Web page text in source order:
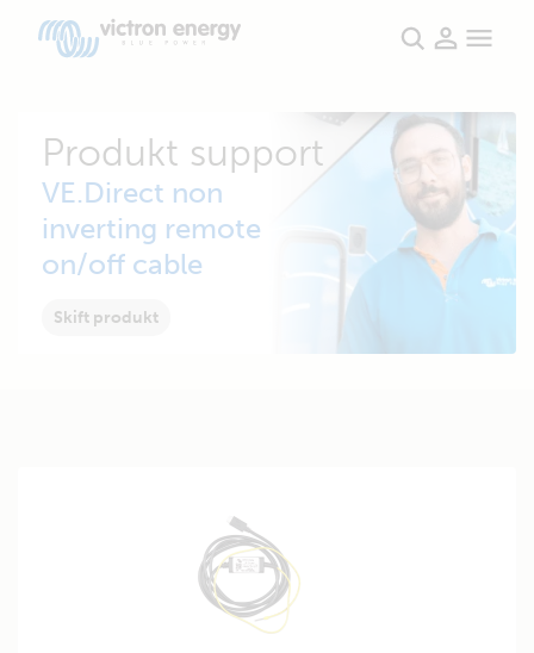
Produkt support
VE.Direct non
inverting remote
on/off cable
Skift produkt